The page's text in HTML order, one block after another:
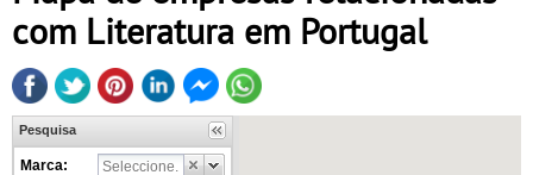
com Literatura em Portugal
Pesquisa
Marca: